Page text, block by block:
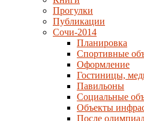
Прогулки
Публикации
Сочи-2014
Планировка
Спортивные
Оформление
Гостиницы,
Павильоны
Социальные
Объекты
После